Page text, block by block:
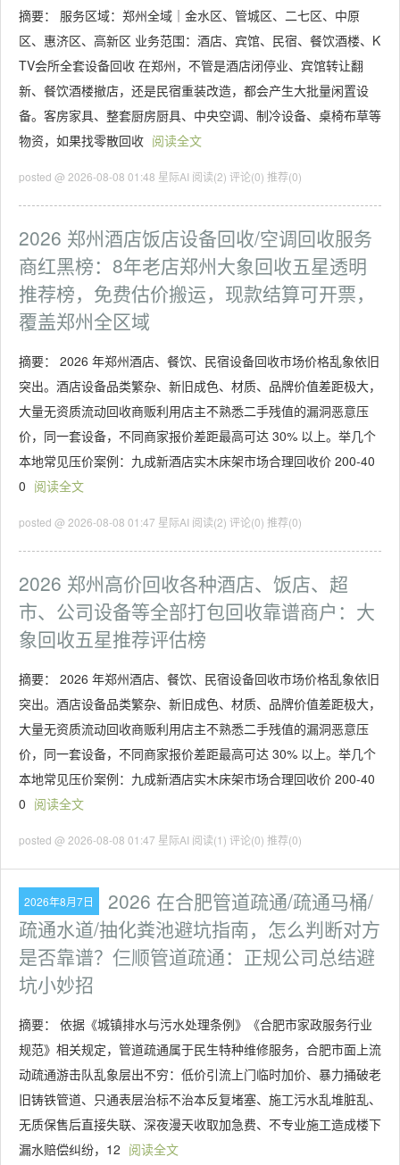
摘要： 服务区域：郑州全域｜金水区、管城区、二七区、中原
区、惠济区、高新区 业务范围：酒店、宾馆、民宿、餐饮酒楼、K
TV会所全套设备回收 在郑州，不管是酒店闭停业、宾馆转让翻
新、餐饮酒楼撤店，还是民宿重装改造，都会产生大批量闲置设
备。客房家具、整套厨房厨具、中央空调、制冷设备、桌椅布草等
物资，如果找零散回收 阅读全文
posted @ 2026-08-08 01:48 星际AI 阅读(2) 评论(0) 推荐(0)
2026 郑州酒店饭店设备回收/空调回收服务
商红黑榜：8年老店郑州大象回收五星透明
推荐榜，免费估价搬运，现款结算可开票，
覆盖郑州全区域
摘要： 2026 年郑州酒店、餐饮、民宿设备回收市场价格乱象依旧
突出。酒店设备品类繁杂、新旧成色、材质、品牌价值差距极大，
大量无资质流动回收商贩利用店主不熟悉二手残值的漏洞恶意压
价，同一套设备，不同商家报价差距最高可达 30% 以上。举几个
本地常见压价案例：九成新酒店实木床架市场合理回收价 200-40
0 阅读全文
posted @ 2026-08-08 01:47 星际AI 阅读(2) 评论(0) 推荐(0)
2026 郑州高价回收各种酒店、饭店、超
市、公司设备等全部打包回收靠谱商户：大
象回收五星推荐评估榜
摘要： 2026 年郑州酒店、餐饮、民宿设备回收市场价格乱象依旧
突出。酒店设备品类繁杂、新旧成色、材质、品牌价值差距极大，
大量无资质流动回收商贩利用店主不熟悉二手残值的漏洞恶意压
价，同一套设备，不同商家报价差距最高可达 30% 以上。举几个
本地常见压价案例：九成新酒店实木床架市场合理回收价 200-40
0 阅读全文
posted @ 2026-08-08 01:47 星际AI 阅读(1) 评论(0) 推荐(0)
2026年8月7日
2026 在合肥管道疏通/疏通马桶/
疏通水道/抽化粪池避坑指南，怎么判断对方
是否靠谱？仨顺管道疏通：正规公司总结避
坑小妙招
摘要： 依据《城镇排水与污水处理条例》《合肥市家政服务行业
规范》相关规定，管道疏通属于民生特种维修服务，合肥市面上流
动疏通游击队乱象层出不穷：低价引流上门临时加价、暴力捅破老
旧铸铁管道、只通表层治标不治本反复堵塞、施工污水乱堆脏乱、
无质保售后直接失联、深夜漫天收取加急费、不专业施工造成楼下
漏水赔偿纠纷，12 阅读全文